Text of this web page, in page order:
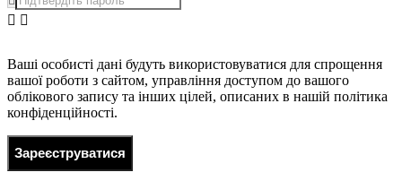
Ваші особисті дані будуть використовуватися для спрощення
вашої роботи з сайтом, управління доступом до вашого
облікового запису та інших цілей, описаних в нашій політика
конфіденційності.
Зареєструватися